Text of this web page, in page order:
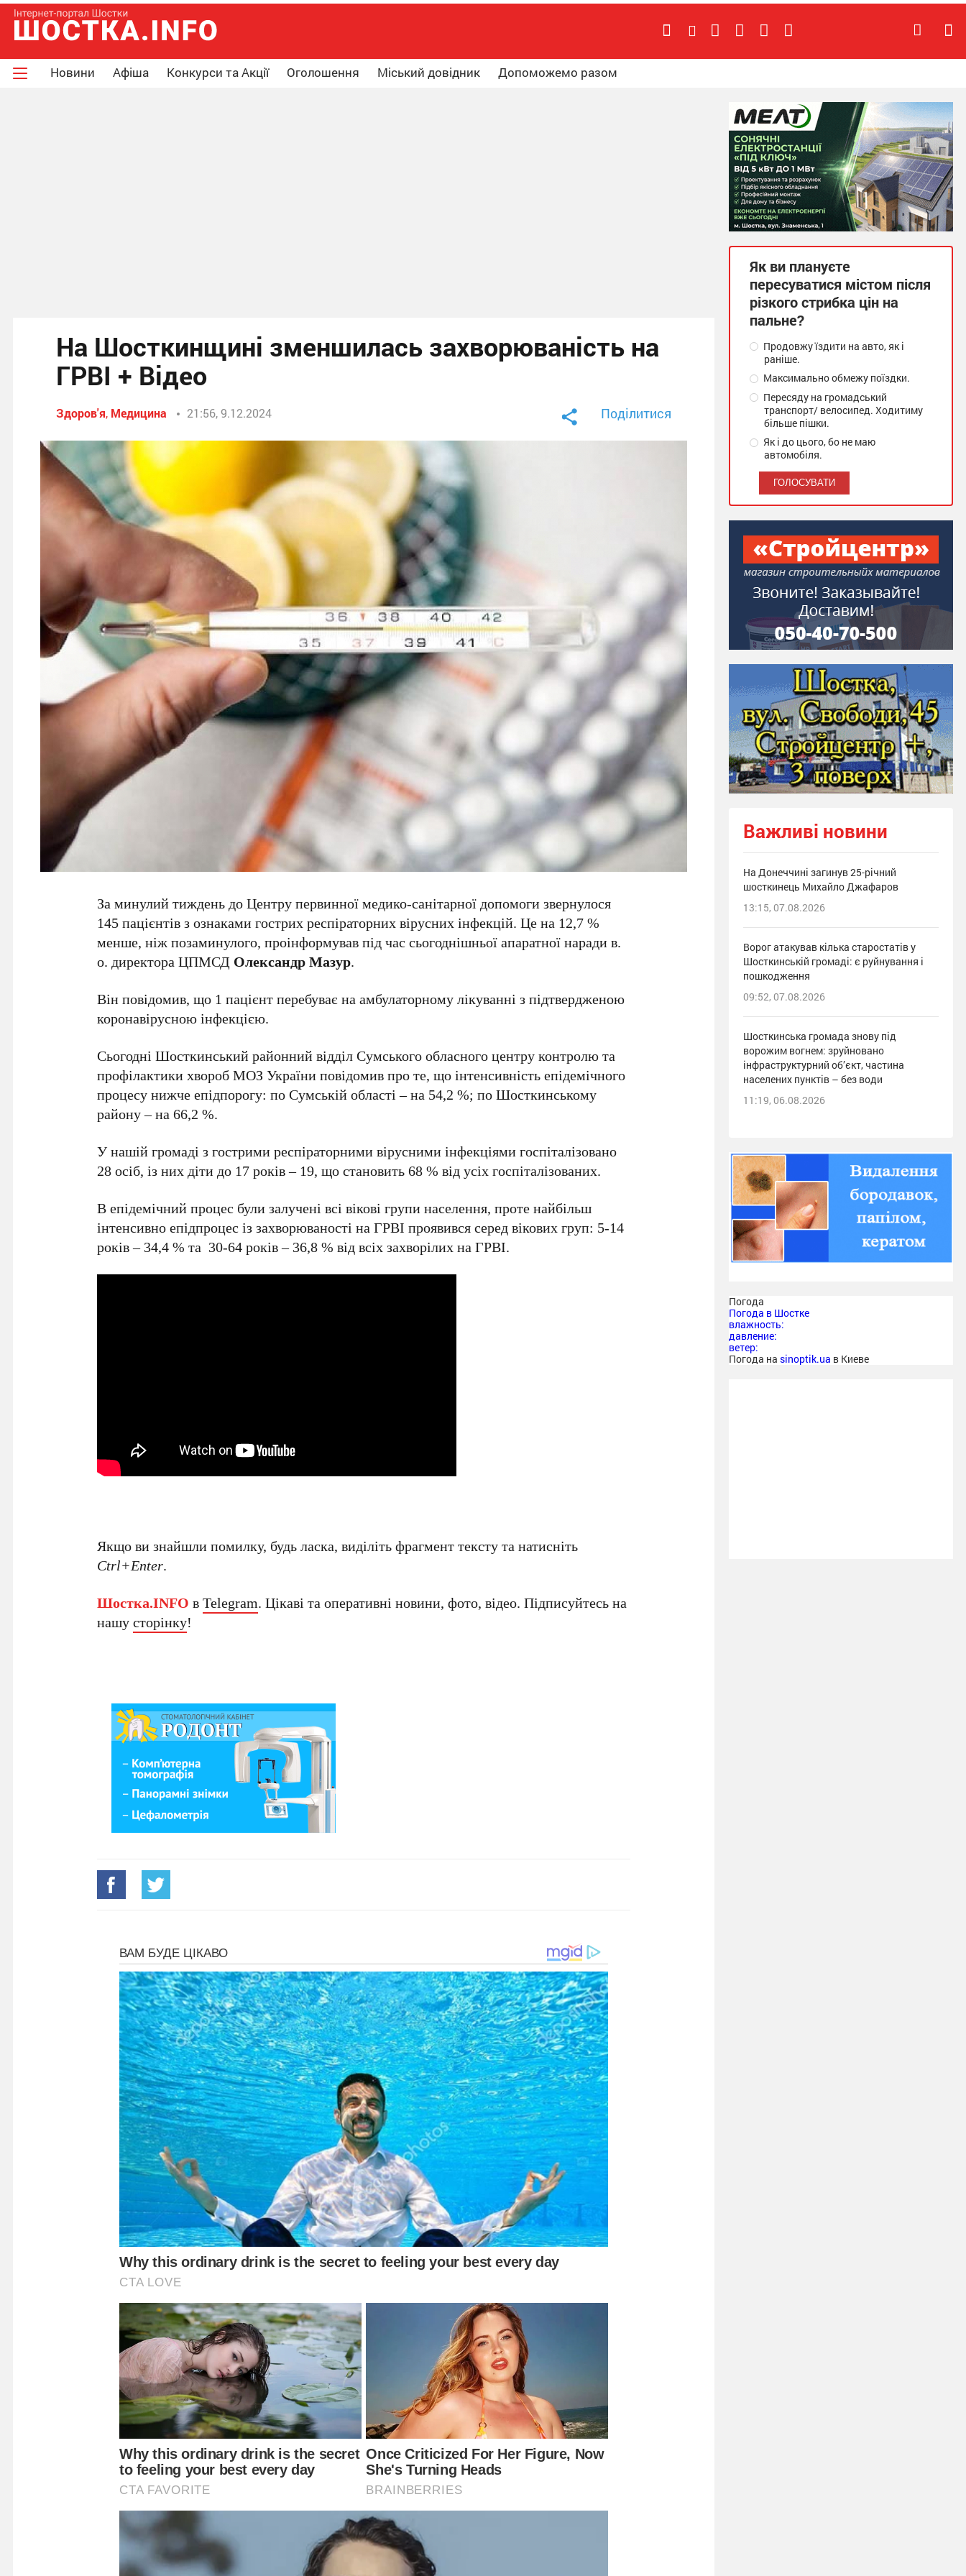
Новини Афіша Конкурси та Акції Оголошення Міський довідник Допоможемо разом
На Шосткинщині зменшилась захворюваність на
ГРВІ + Відео
Здоров'я, Медицина 21:56, 9.12.2024 Поділитися
За минулий тиждень до Центру первинної медико-санітарної допомоги звернулося
145 пацієнтів з ознаками гострих респіраторних вірусних інфекцій. Це на 12,7 %
менше, ніж позаминулого, проінформував під час сьогоднішньої апаратної наради в.
о. директора ЦПМСД Олександр Мазур.
Він повідомив, що 1 пацієнт перебуває на амбулаторному лікуванні з підтвердженою
коронавірусною інфекцією.
Сьогодні Шосткинський районний відділ Сумського обласного центру контролю та
профілактики хвороб МОЗ України повідомив про те, що інтенсивність епідемічного
процесу нижче епідпорогу: по Сумській області – на 54,2 %; по Шосткинському
району – на 66,2 %.
У нашій громаді з гострими респіраторними вірусними інфекціями госпіталізовано
28 осіб, із них діти до 17 років – 19, що становить 68 % від усіх госпіталізованих.
В епідемічний процес були залучені всі вікові групи населення, проте найбільш
інтенсивно епідпроцес із захворюваності на ГРВІ проявився серед вікових груп: 5-14
років – 34,4 % та 30-64 років – 36,8 % від всіх захворілих на ГРВІ.
Якщо ви знайшли помилку, будь ласка, виділіть фрагмент тексту та натисніть
Ctrl+Enter.
Шостка.INFO вTelegram. Цікаві та оперативні новини, фото, відео. Підписуйтесь на
нашусторінку!
Як ви плануєте
пересуватися містом після
різкого стрибка цін на
пальне?
Продовжу їздити на авто, як і
раніше.
Максимально обмежу поїздки.
Пересяду на громадський
транспорт/ велосипед. Ходитиму
більше пішки.
Як і до цього, бо не маю
автомобіля.
Важливі новини
На Донеччині загинув 25-річний
шосткинець Михайло Джафаров
13:15, 07.08.2026
Ворог атакував кілька старостатів у
Шосткинській громаді: є руйнування і
пошкодження
09:52, 07.08.2026
Шосткинська громада знову під
ворожим вогнем: зруйновано
інфраструктурний об’єкт, частина
населених пунктів – без води
11:19, 06.08.2026
Погода
Погода в Шостке
влажность:
давление:
ветер:
Погода на sinoptik.ua в Киеве